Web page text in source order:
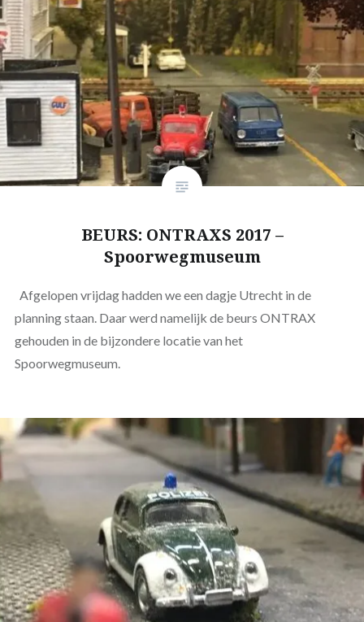
BEURS: ONTRAXS 2017 –
Spoorwegmuseum
Afgelopen vrijdag hadden we een dagje Utrecht in de
planning staan. Daar werd namelijk de beurs ONTRAX
gehouden in de bijzondere locatie van het
Spoorwegmuseum.